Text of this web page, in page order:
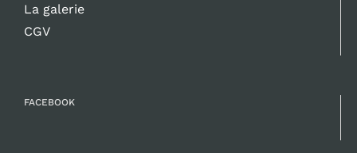
La galerie
CGV
FACEBOOK